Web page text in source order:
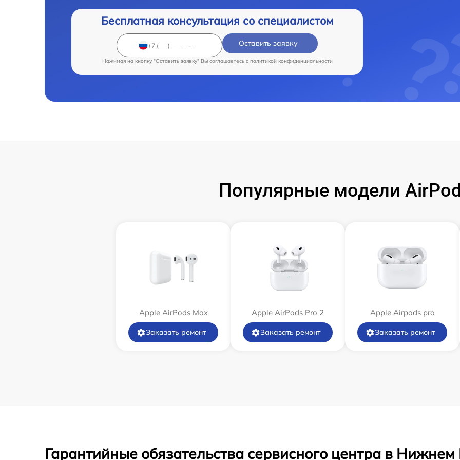
Бесплатная консультация со специалистом
Оставить заявку
Нажимая на кнопку "Оставить заявку" Вы соглашаетесь c политикой конфиденциальности
Популярные модели
Apple AirPods Max
Заказать ремонт
Apple AirPods Pro 2
Заказать ремонт
Apple Airpods pro
Заказать ремонт
Гарантийные обязательства сервисного центра в